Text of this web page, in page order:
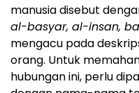
manusia disebut
al-basyar, al-insan,
mengacu pada
orang. Untuk
hubungan ini, perlu